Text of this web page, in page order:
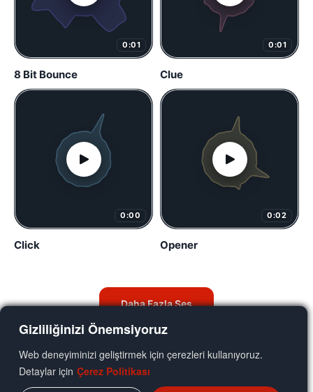
Gizliliğinizi Önemsiyoruz
Web deneyiminizi geliştirmek için çerezleri kullanıyoruz.
Detaylar için Çerez Politikası
0:01
8 Bit Bounce
0:01
Clue
0:00
Click
0:02
Opener
Daha Fazla Ses